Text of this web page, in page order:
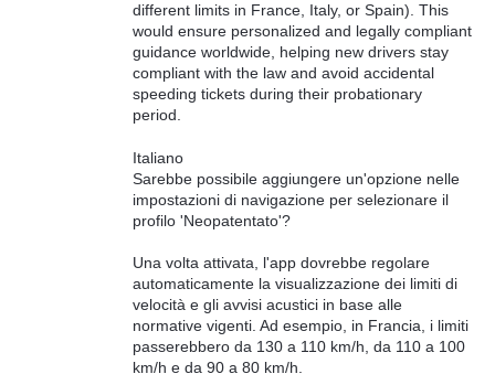
different limits in France, Italy, or Spain). This
would ensure personalized and legally compliant
guidance worldwide, helping new drivers stay
compliant with the law and avoid accidental
speeding tickets during their probationary
period.
Italiano
Sarebbe possibile aggiungere un'opzione nelle
impostazioni di navigazione per selezionare il
profilo 'Neopatentato'?
Una volta attivata, l'app dovrebbe regolare
automaticamente la visualizzazione dei limiti di
velocità e gli avvisi acustici in base alle
normative vigenti. Ad esempio, in Francia, i limiti
passerebbero da 130 a 110 km/h, da 110 a 100
km/h e da 90 a 80 km/h.